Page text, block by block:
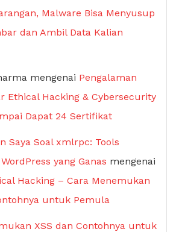
Malware Bisa Menyusup
dan Ambil Data Kalian
mengenai Pengalaman
Ethical Hacking & Cybersecurity
Dapat 24 Sertifikat
Saya Soal xmlrpc: Tools
yang Ganas mengenai
Hacking – Cara Menemukan
untuk Pemula
XSS dan Contohnya untuk